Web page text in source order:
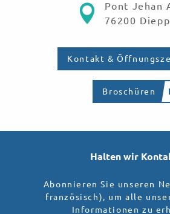
Pont Jehan
76200
Kontakt &
Broschüren
Halten wir
Abonnieren Sie unseren
französisch), um alle
Informationen zu